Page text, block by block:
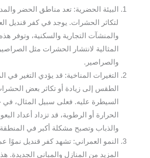
البيئة الحضرية: تعد مناطق الحضر
لتكاثر الحشرات. يوجد في كفر قنديل
والمنشآت التجارية والسكنية، وتوفر
المثالية لانتشار الحشرات مثل
والصراصير.
التغيرات المناخية: قد يؤدي التغير في
الطقس إلى زيادة أو تكاثر بعض
السيطرة عليه. فعلى سبيل المثال، في
الحرارة أو الرطوبة، قد تزداد أعداد
والذباب وتصبح مشكلة أكبر في
النمو العمراني: تشهد كفر قنديل نموًا
المزيد من المنازل والمباني الجديدة.